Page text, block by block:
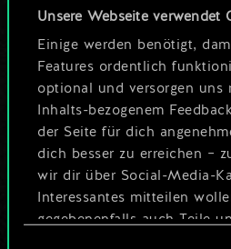
Unsere Webseite verwendet
Einige werden benötigt,
Features ordentlich
optional und versorgen uns
Inhalts-bezogenem
der Seite für dich
dich besser zu erreichen –
wir dir über Social-Media-
Interessantes mitteilen
gegebenenfalls auch Teile
Wo es
mehr
Deck benennen und
Deck